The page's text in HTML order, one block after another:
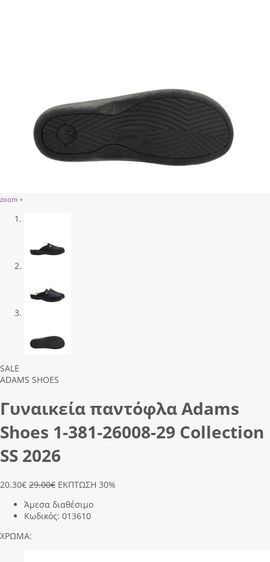
zoom +
Previous
Next
SALE
ADAMS SHOES
Γυναικεία παντόφλα Adams
Shoes 1-381-26008-29 Collection
SS 2026
20.30€ 29.00€ ΕΚΠΤΩΣΗ 30%
Άμεσα διαθέσιμο
Κωδικός: 013610
ΧΡΩΜΑ: